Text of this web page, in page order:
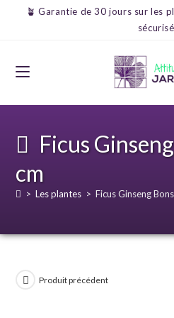
🪴 Garantie de 30 jours sur les
Ficus
cm
> Les plantes > Ficus Ginseng
Produit précédent